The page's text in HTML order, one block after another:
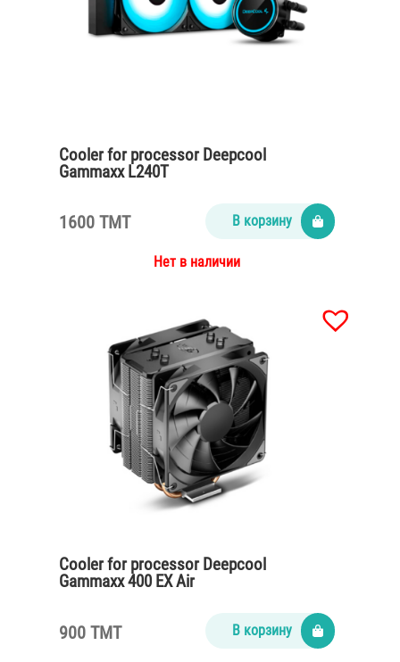
Cooler for processor Deepcool
Gammaxx L240T
1600 TMT В корзину
Нет в наличии
Cooler for processor Deepcool
Gammaxx 400 EX Air
900 TMT В корзину